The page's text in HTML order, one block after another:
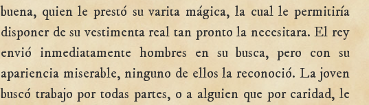
buena, quien le prestó su varita mágica, la cual le permitiría
disponer de su vestimenta real tan pronto la necesitara. El rey
envió inmediatamente hombres en su busca, pero con su
apariencia miserable, ninguno de ellos la reconoció. La joven
buscó trabajo por todas partes, o a alguien que por caridad, le